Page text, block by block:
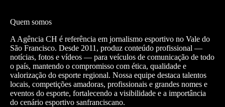
Quem somos
A Agência CH é referência em jornalismo esportivo no Vale do
São Francisco. Desde 2011, produz conteúdo profissional —
notícias, fotos e vídeos — para veículos de comunicação de todo
o país, mantendo o compromisso com ética, qualidade e
valorização do esporte regional. Nossa equipe destaca talentos
locais, competições amadoras, profissionais e grandes nomes e
eventos do esporte, fortalecendo a visibilidade e a importância
do cenário esportivo sanfranciscano.